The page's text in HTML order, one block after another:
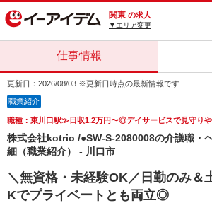
関東 の求人
▼エリア変更
仕事情報
更新日：2026/08/03 ※更新日時点の最新情報です
職業紹介
職種：東川口駅≫日収1.2万円〜◎デイサービスで見守り
株式会社kotrio /●SW-S-2080008の介護職・
細（職業紹介） - 川口市
＼無資格・未経験OK／日勤のみ＆
Kでプライベートとも両立◎